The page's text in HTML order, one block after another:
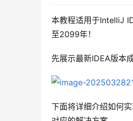
本教程适用于IntelliJ
至2099年！
先展示最新IDEA版本
下面将详细介绍如何